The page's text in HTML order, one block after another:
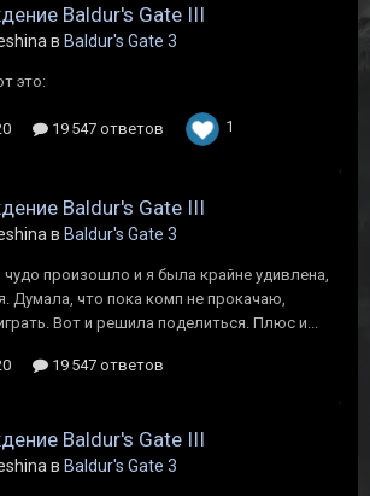
Baldur's Gate III
в Baldur's Gate 3
это:
19 547 ответов 1
Baldur's Gate III
в Baldur's Gate 3
произошло и я была крайне удивлена,
Думала, что пока комп не прокачаю,
Вот и решила поделиться. Плюс и...
19 547 ответов
Baldur's Gate III
в Baldur's Gate 3